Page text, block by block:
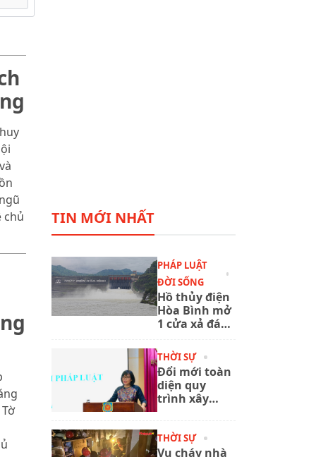
chủ
TIN MỚI NHẤT
PHÁP LUẬT
ĐỜI SỐNG
Hồ thủy điện
Hòa Bình mở
1 cửa xả đáy,
ứng phó mưa
lũ
THỜI SỰ
Đổi mới toàn
diện quy
trình xây
bản quy
phạm pháp
THỜI SỰ
Vụ cháy nhà